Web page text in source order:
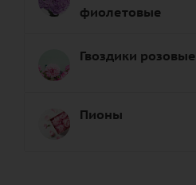
фиолетовые
Гвоздики розовые
Пионы